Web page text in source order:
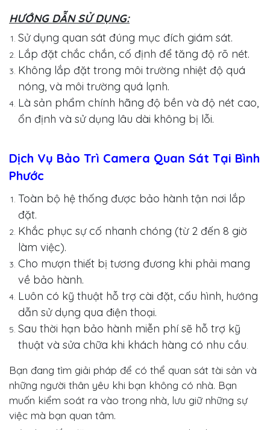
HƯỚNG DẪN SỬ DỤNG:
Sử dụng quan sát đúng mục đích giám sát.
Lắp đặt chắc chắn, cố định để tăng độ rõ nét.
Không lắp đặt trong môi trường nhiệt độ quá
nóng, và môi trường quá lạnh.
Là sản phẩm chính hãng độ bền và độ nét cao,
ổn định và sử dụng lâu dài không bị lỗi.
Dịch Vụ Bảo Trì Camera Quan Sát Tại Bình
Phước
Toàn bộ hệ thống được bảo hành tận nơi lắp
đặt.
Khắc phục sự cố nhanh chóng (từ 2 đến 8 giờ
làm việc).
Cho mượn thiết bị tương đương khi phải mang
về bảo hành.
Luôn có kỹ thuật hỗ trợ cài đặt, cấu hình, hướng
dẫn sử dụng qua điện thoại.
Sau thời hạn bảo hành miễn phí sẽ hỗ trợ kỹ
thuật và sửa chữa khi khách hàng có nhu cầu
Bạn đang tìm giải pháp để có thể quan sát tài sản và
những người thân yêu khi bạn không có nhà. Bạn
muốn kiểm soát ra vào trong nhà, lưu giữ những sự
việc mà bạn quan tâm.